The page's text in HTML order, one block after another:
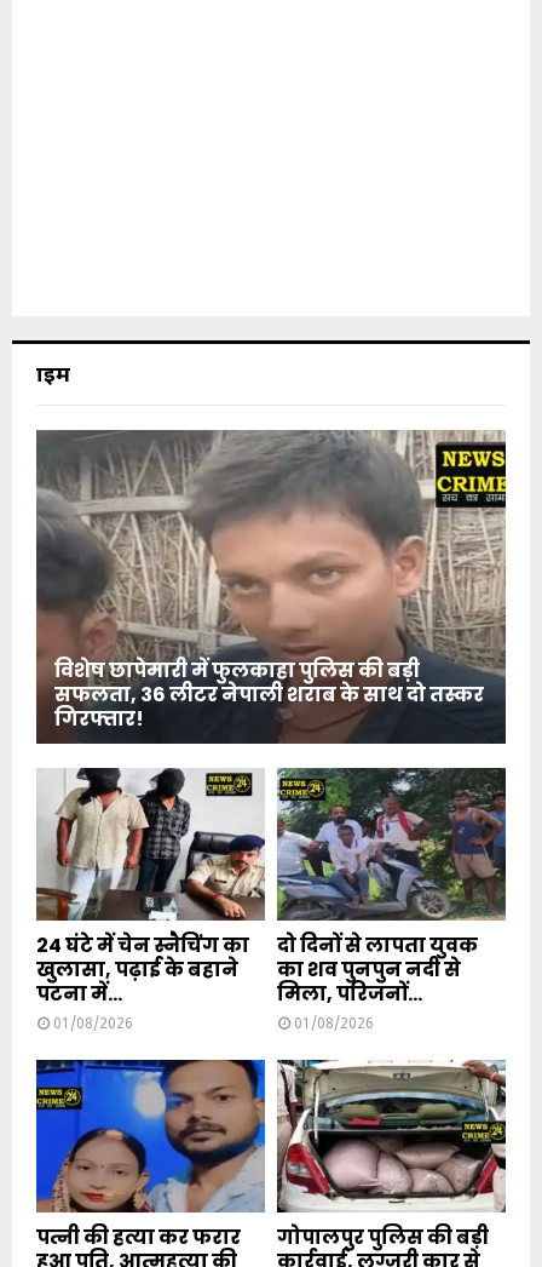
क्राइम
विशेष छापेमारी में फुलकाहा पुलिस की बड़ी
सफलता, 36 लीटर नेपाली शराब के साथ दो तस्कर
गिरफ्तार!
24 घंटे में चेन स्नैचिंग का
खुलासा, पढ़ाई के बहाने
पटना में...
01/08/2026
दो दिनों से लापता युवक
का शव पुनपुन नदी से
मिला, परिजनों...
01/08/2026
पत्नी की हत्या कर फरार
हुआ पति, आत्महत्या की
गोपालपुर पुलिस की बड़ी
कार्रवाई, लग्जरी कार से